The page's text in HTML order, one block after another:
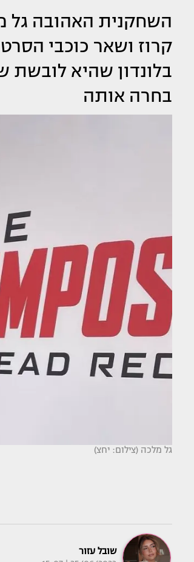
השחקנית האהובה גל
קרוז ושאר כוכבי
בלונדון שהיא לובשת
בחרה אותה
גל מלכה (צילום: יחצ)
שובל עזור